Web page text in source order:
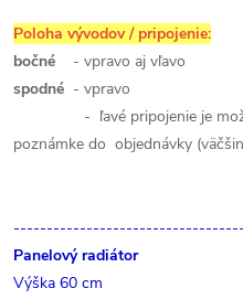
Poloha vývodov / pripojenie:
bočné - vpravo aj vľavo
spodné - vpravo
- ľavé pripojenie je možné
poznámke do objednávky
Panelový radiátor
Výška 60 cm